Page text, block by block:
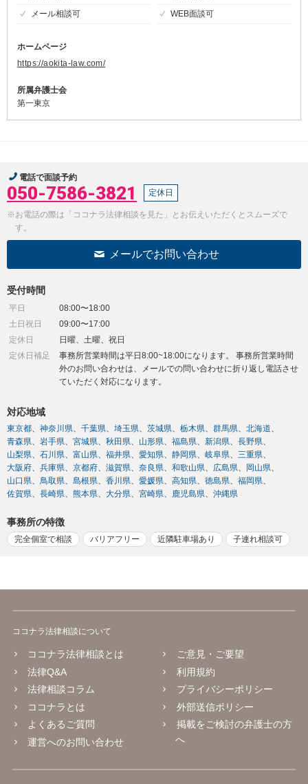
メール相談可
WEB面談可
ホームページ
https://aokita-law.com/
所属弁護士会
第一東京
電話で面談予約
050-7586-3821 定休日
※お電話の際は「ココナラ法律相談を見た」とお伝えいただくとスムーズで
す。
メールでお問い合わせ
受付時間
平日
08:00〜18:00
土日祝日
09:00〜17:00
定休日
日曜、土曜、祝日
定休日補足
事務所営業時間は平日8:00~18:00になります。 事務所営業時間
外のお問い合わせは、メールでの問い合わせに折り返し電話させ
ていただく対応になります。
対応地域
東京都 神奈川県 千葉県 埼玉県 茨城県 栃木県 群馬県
北海道
青森県
岩手県 宮城県 秋田県 山形県 福島県 新潟県
長野県
山梨県
石川県 富山県 福井県 愛知県 静岡県 岐阜県
三重県
大阪府
兵庫県 京都府 滋賀県 奈良県 和歌山県 広島県
岡山県
山口県
鳥取県 島根県 香川県 愛媛県 高知県 徳島県
福岡県
佐賀県
長崎県 熊本県 大分県 宮崎県 鹿児島県 沖縄県
事務所の特徴
完全個室で相談 バリアフリー 近隣駐車場あり 子連れ相談可
ココナラ法律相談について
ココナラ法律相談とは
法律Q&A
法律相談コラム
ココナラとは
よくあるご質問
運営へのお問い合わせ
ご意見・ご要望
利用規約
プライバシーポリシー
外部送信ポリシー
掲載をご検討の弁護士の方
へ